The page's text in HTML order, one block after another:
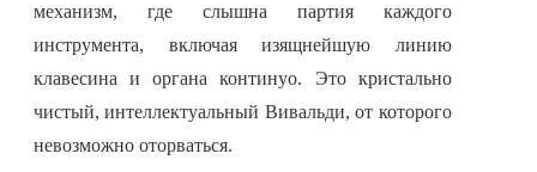
механизм, где слышна партия каждого
инструмента, включая изящнейшую линию
клавесина и органа континуо. Это кристально
чистый, интеллектуальный Вивальди, от которого
невозможно оторваться.